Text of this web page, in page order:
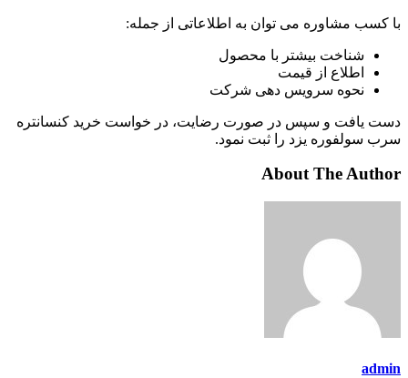
با کسب مشاوره می توان به اطلاعاتی از جمله:
شناخت بیشتر با محصول
اطلاع از قیمت
نحوه سرویس دهی شرکت
دست یافت و سپس در صورت رضایت، در خواست خرید کنسانتره
سرب سولفوره یزد را ثبت نمود.
About The Author
admin